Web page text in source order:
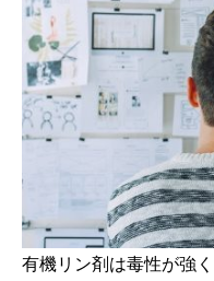
有機リン剤は毒性が強